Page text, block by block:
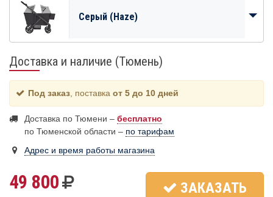
Серый (Haze)
Доставка и наличие (Тюмень)
Под заказ , поставка от 5 до 10 дней
Доставка по Тюмени – бесплатно
по Тюменской области – по тарифам
Адрес и время работы магазина
49 800 ЗАКАЗАТЬ